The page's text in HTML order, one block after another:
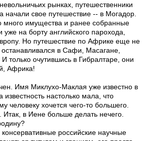
рынках, путешественники
начали свое путешествие -- в Могадор.
много имущества и ранее собранные
уже на борту английского парохода,
Но путешествие по Африке еще не
в Сафи, Масагане,
только очутившись в Гибралтаре, они
Африка!
Имя Миклухо-Маклая уже известно в
известность настолько мала, что
человеку хочется чего-то большего.
Итак, в Иене больше делать нечего.
российские научные